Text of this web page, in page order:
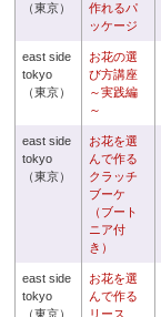
（東京）
作れるパ
ッケージ
east side
tokyo
（東京）
お花の選
び方講座
～実践編
～
east side
tokyo
（東京）
お花を選
んで作る
クラッチ
ブーケ
（ブート
ニア付
き）
east side
tokyo
（東京）
お花を選
んで作る
リース